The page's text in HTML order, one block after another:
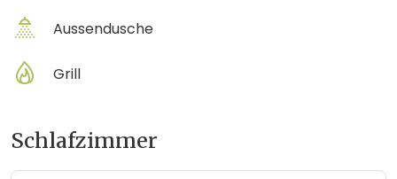
Aussendusche
Grill
Schlafzimmer